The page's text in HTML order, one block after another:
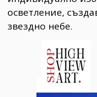
осветление,
звездно небе.